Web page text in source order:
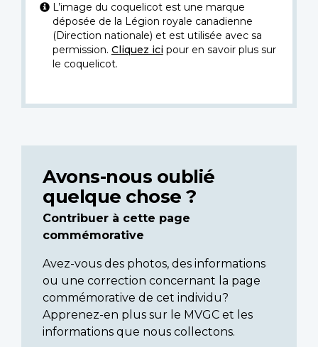
L’image du coquelicot est une marque
déposée de la Légion royale canadienne
(Direction nationale) et est utilisée avec sa
permission. Cliquez icipour en savoir plus sur
le coquelicot.
Avons-nous oublié
quelque chose ?
Contribuer à cette page
commémorative
Avez-vous des photos, des informations
ou une correction concernant la page
commémorative de cet individu?
Apprenez-en plus sur le MVGC et les
informations que nous collectons.